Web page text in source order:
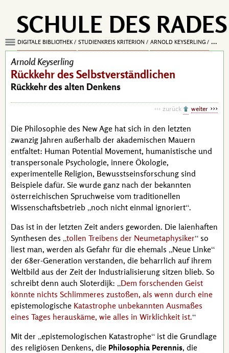
SCHULE DES RADES
DIGITALE BIBLIOTHEK STUDIENKREIS KRITERION ARNOLD KEYSERLING
Arnold Keyserling
Rückkehr des Selbstverständlichen
Rückkehr des alten Denkens
zurück weiter
Die Philosophie des New Age hat sich in den letzten
zwanzig Jahren außerhalb der akademischen Mauern
entfaltet: Human Potential Movement, humanistische und
transpersonale Psychologie, innere Ökologie,
experimentelle Religion, Bewusstseinsforschung sind
Beispiele dafür. Sie wurde ganz nach der bekannten
österreichischen Spruchweise vom traditionellen
Wissenschaftsbetrieb noch nicht einmal ignoriert .
Das ist in der letzten Zeit anders geworden. Die laienhaften
Synthesen des tollen Treibens der Neumetaphysiker
so
liest man, werden als Gefahr für die ehemals
Neue Linke
der 68er-Generation verstanden, die beharrlich auf ihrem
Weltbild aus der Zeit der Industrialisierung sitzen blieb. So
schreibt denn auch Sloterdijk:
Dem forschenden Geist
könnte nichts Schlimmeres zustoßen, als wenn durch eine
epistemologische Katastrophe unbekannten Ausmaßes
eines Tages herauskäme, wie alles in Wirklichkeit ist.
Mit der epistemologischen Katastrophe ist die Grundlage
des religiösen Denkens, die Philosophia Perennis, die